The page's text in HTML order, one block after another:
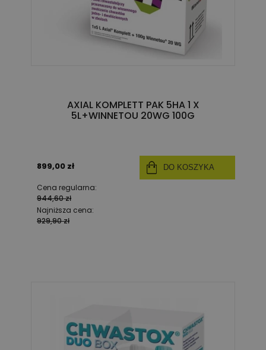
AXIAL KOMPLETT PAK 5HA 1 X
5L+WINNETOU 20WG 100G
899,00 zł
Cena regularna:
944,60 zł
Najniższa cena:
929,90 zł
DO KOSZYKA